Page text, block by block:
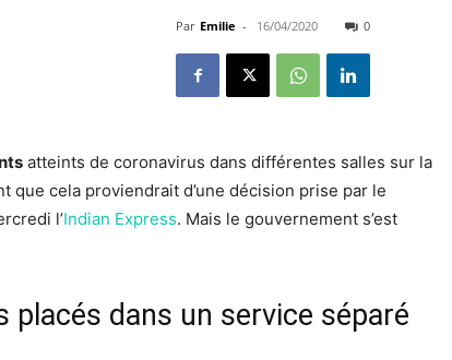
Par Emilie - 16/04/2020 0
atteints de coronavirus dans différentes salles sur la
que cela proviendrait d’une décision prise par le
l’Indian Express. Mais le gouvernement s’est
placés dans un service séparé